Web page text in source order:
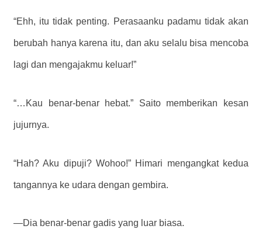
“Ehh, itu tidak penting. Perasaanku padamu tidak akan
berubah hanya karena itu, dan aku selalu bisa mencoba
lagi dan mengajakmu keluar!”
“…Kau benar-benar hebat.” Saito memberikan kesan
jujurnya.
“Hah? Aku dipuji? Wohoo!” Himari mengangkat kedua
tangannya ke udara dengan gembira.
—Dia benar-benar gadis yang luar biasa.